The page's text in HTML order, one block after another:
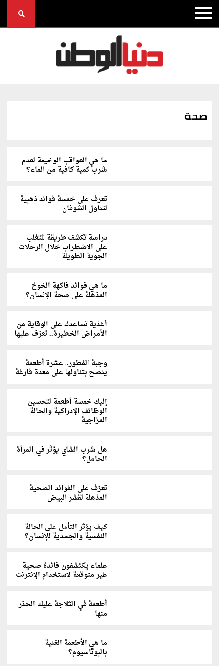
صحة
ما هي العواقب الوخيمة لعدم
شرب كمية كافية من الماء؟
تعرف على خمسة فوائد ذهبية
لتناول الشوفان
دراسة تكشف طريقة للتغلب
على الاضطراب خلال الرحلات
الجوية الطويلة
ما هي فوائد فاكهة الخوخ
المذهلة على صحة الإنسان؟
أغذية تساعدك على الوقاية من
الأمراض الخطيرة.. تعرّف عليها
وجبة الفطور.. عشرة أطعمة
ينصح بتناولها على معدة فارغة
إليك خمسة أطعمة لتحسين
الوظائف الإدراكية والحالة
المزاجية
هل شرب الشاي يؤثر في المرأة
الحامل؟
تعرّف على الفوائد الصحية
المذهلة لقشر البيض
كيف يؤثر التأمل على الحالة
النفسية والجسدية للإنسان؟
علماء يكتشفون فائدة صحية
غير متوقعة لاستخدام الإنترنت
أطعمة في الثلاجة عليك الحذر
منها
ما هي الأطعمة الغنية
بالبوتاسيوم؟